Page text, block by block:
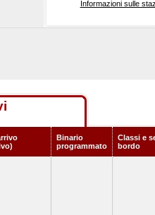
Informazioni sulle
Binario
programmato
Classi e
bordo